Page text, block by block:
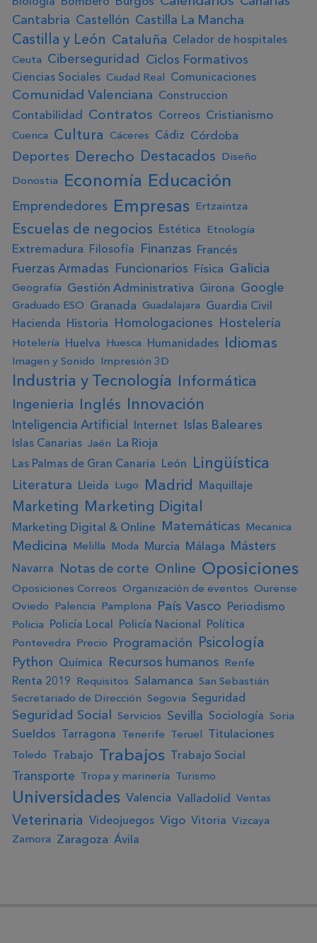
Cantabria Castellón Castilla La Mancha
Castilla y León Cataluña Celador de hospitales
Ceuta Ciberseguridad Ciclos Formativos
Ciencias Sociales Ciudad Real Comunicaciones
Comunidad Valenciana Construccion
Contabilidad Contratos Correos Cristianismo
Cuenca Cultura Cáceres Cádiz Córdoba
Deportes Derecho Destacados Diseño
Donostia
Economía Educación
Emprendedores Empresas Ertzaintza
Escuelas de negocios Estética Etnología
Extremadura Filosofía Finanzas Francés
Fuerzas Armadas Funcionarios Física Galicia
Geografía Gestión Administrativa Girona Google
Graduado ESO Granada Guadalajara Guardia Civil
Hacienda Historia Homologaciones Hostelería
Hotelería Huelva Huesca Humanidades Idiomas
Imagen y Sonido Impresión 3D
Industria y Tecnología Informática
Ingenieria Inglés Innovación
Inteligencia Artificial Internet Islas Baleares
Islas Canarias Jaén La Rioja
Las Palmas de Gran Canaria León Lingüística
Literatura Lleida Lugo Madrid Maquillaje
Marketing Marketing Digital
Marketing Digital & Online Matemáticas Mecanica
Medicina Melilla Moda Murcia Málaga Másters
Navarra Notas de corte Online Oposiciones
Oposiciones Correos Organización de eventos Ourense
Oviedo Palencia Pamplona País Vasco Periodismo
Policia Policía Local Policía Nacional Política
Pontevedra Precio Programación Psicología
Python Química Recursos humanos Renfe
Renta 2019 Requisitos Salamanca San Sebastián
Secretariado de Dirección Segovia Seguridad
Seguridad Social Servicios Sevilla Sociología Soria
Sueldos Tarragona Tenerife Teruel Titulaciones
Toledo Trabajo Trabajos Trabajo Social
Transporte Tropa y marinería Turismo
Universidades Valencia Valladolid Ventas
Veterinaria Videojuegos Vigo Vitoria Vizcaya
Zamora Zaragoza Ávila